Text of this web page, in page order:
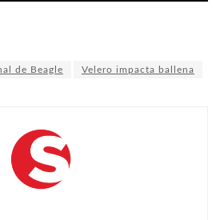
de Beagle Velero impacta ballena